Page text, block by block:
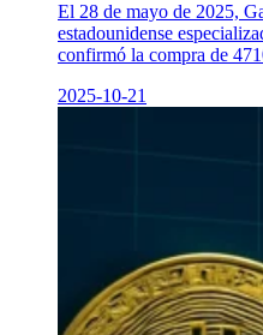
El 28 de mayo de 2025,
estadounidense
confirmó la compra de
2025-10-21